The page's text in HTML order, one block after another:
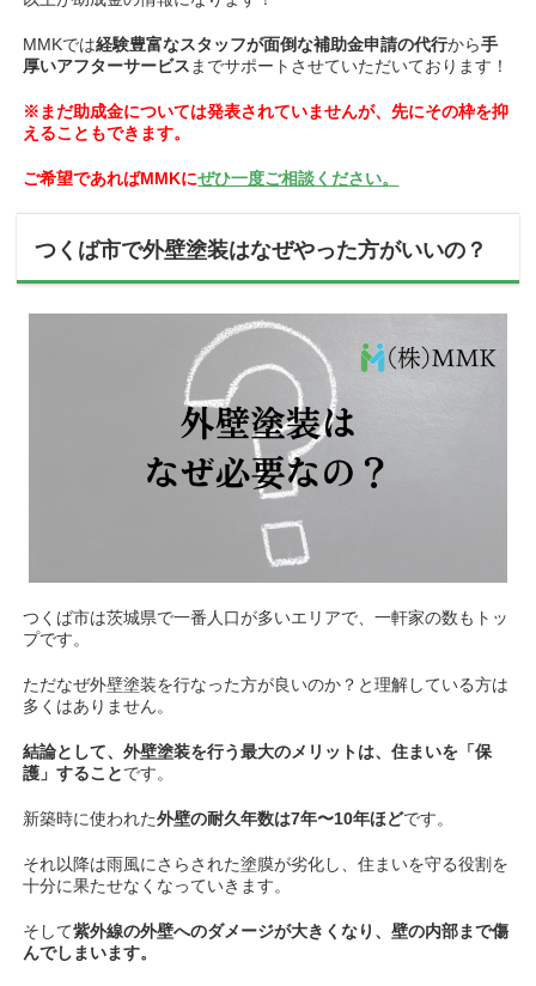
MMKでは経験豊富なスタッフが面倒な補助金申請の代行から手
厚いアフターサービス までサポートさせていただいております！
※まだ助成金については発表されていませんが、先にその枠を抑
えることもできます。
ご希望であればMMKにぜひ一度ご相談ください。
つくば市で外壁塗装はなぜやった方がいいの？
つくば市は茨城県で一番人口が多いエリアで、一軒家の数もトッ
プです。
ただなぜ外壁塗装を行なった方が良いのか？と理解している方は
多くはありません。
結論として、外壁塗装を行う最大のメリットは、住まいを「保
護」することです。
新築時に使われた外壁の耐久年数は7年〜10年ほどです。
それ以降は雨風にさらされた塗膜が劣化し、住まいを守る役割を
十分に果たせなくなっていきます。
そして紫外線の外壁へのダメージが大きくなり、壁の内部まで傷
んでしまいます。